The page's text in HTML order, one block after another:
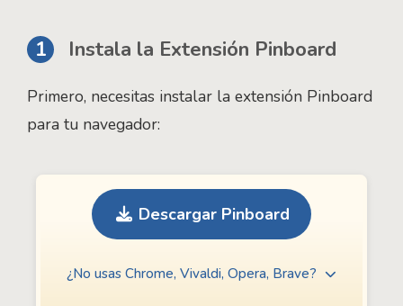
1 Instala la Extensión Pinboard
Primero, necesitas instalar la extensión Pinboard
para tu navegador:
Descargar Pinboard
¿No usas Chrome, Vivaldi, Opera, Brave?